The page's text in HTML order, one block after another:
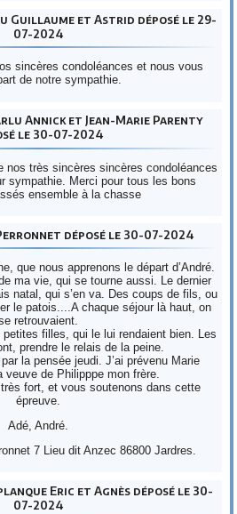
Guillaume et Astrid déposé le 29-
07-2024
sincères condoléances et nous vous
de notre sympathie.
Annick et Jean-Marie Parenty
le 30-07-2024
nos très sincères sincères condoléances
sympathie. Merci pour tous les bons
ensemble à la chasse
déposé le 30-07-2024
que nous apprenons le départ d’André.
ma vie, qui se tourne aussi. Le dernier
natal, qui s’en va. Des coups de fils, ou
le patois....A chaque séjour là haut, on
retrouvaient.
filles, qui le lui rendaient bien. Les
prendre le relais de la peine.
la pensée jeudi. J’ai prévenu Marie
veuve de Philipppe mon frère.
fort, et vous soutenons dans cette
épreuve.
Adé, André.
7 Lieu dit Anzec 86800 Jardres.
Eric et Agnès déposé le 30-
07-2024